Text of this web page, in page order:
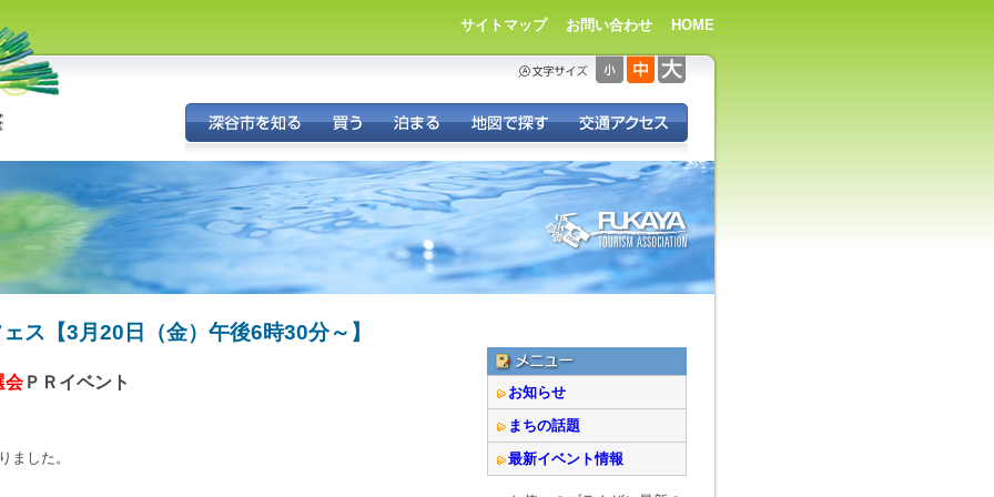
サイトマップ お問い合わせ HOME
ス【3月20日（金）午後6時30分～】
会ＰＲイベント
ました。
お知らせ
まちの話題
最新イベント情報